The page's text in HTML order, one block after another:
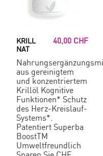
KRILL
NAT
40,00 CHF
aus gereinigtem
und konzentriertem
Krillöl Kognitive
Funktionen* Schutz
des Herz-Kreislauf-
Systems*.
Patentiert Superba
BoostTM
Umweltfreundlich